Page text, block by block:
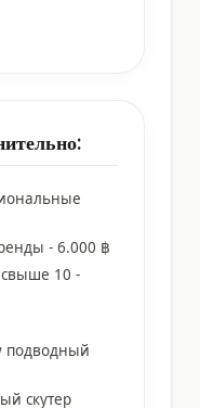
- 6.000 ฿
10 -
подводный
скутер